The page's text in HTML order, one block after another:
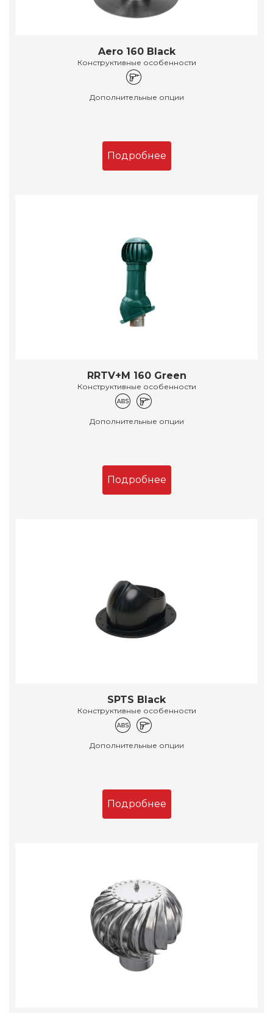
Aero 160 Black
Конструктивные особенности
Дополнительные опции
Подробнее
RRTV+M 160 Green
Конструктивные особенности
Дополнительные опции
Подробнее
SPTS Black
Конструктивные особенности
Дополнительные опции
Подробнее